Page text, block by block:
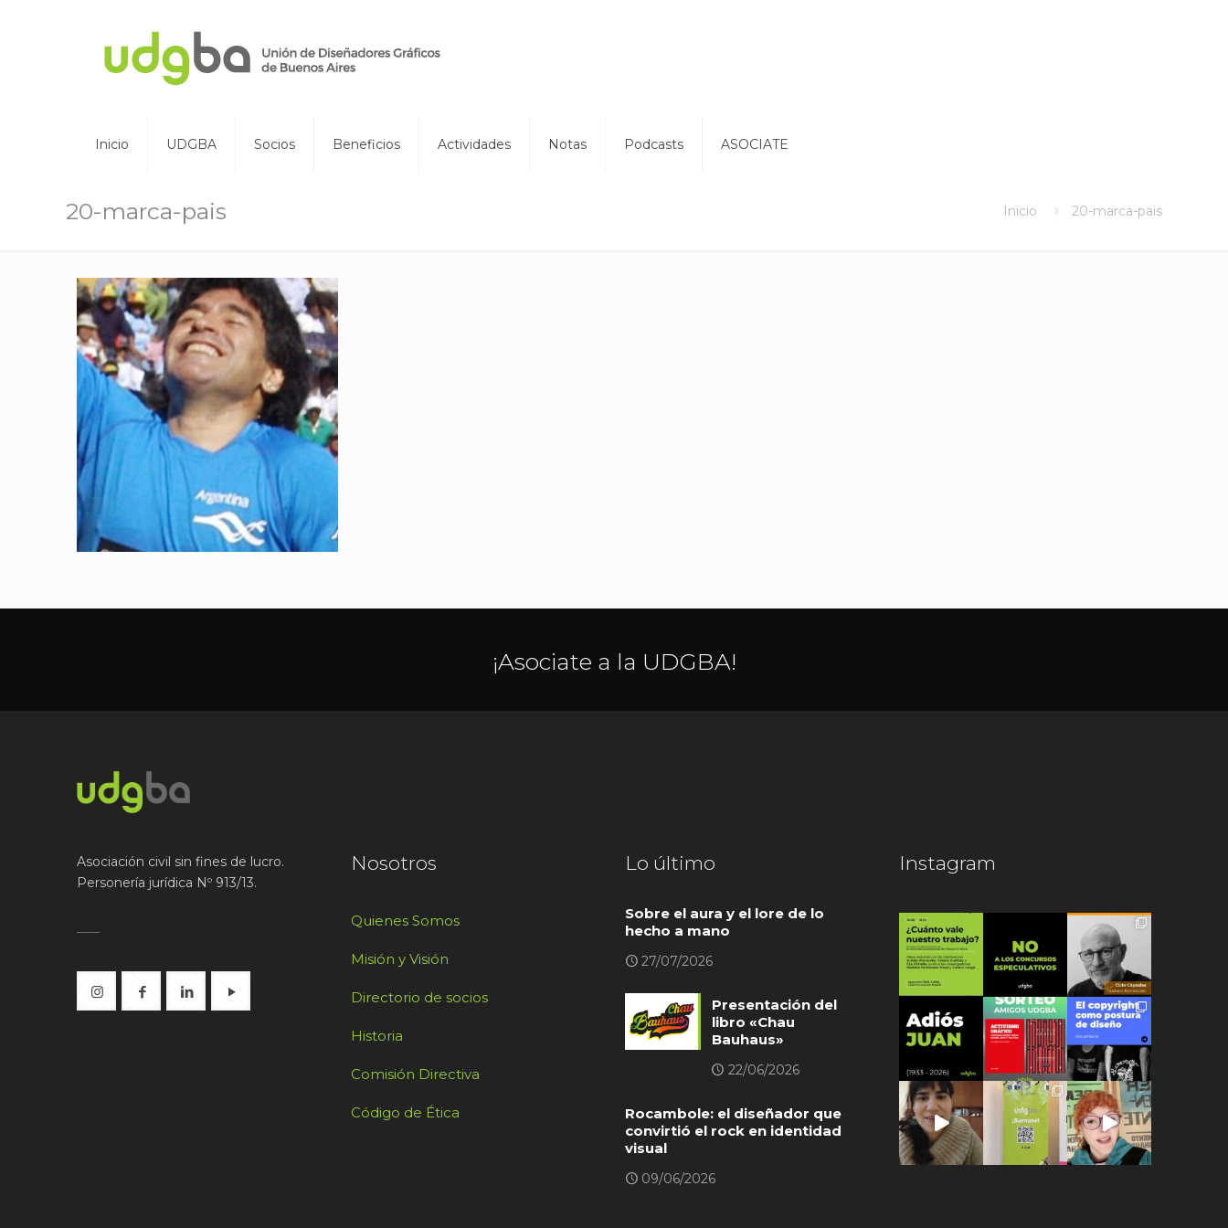
Inicio UDGBA Socios Beneficios Actividades Notas Podcasts ASOCIATE
20-marca-pais Inicio 20-marca-pais
¡Asociate a la UDGBA!
Asociación civil sin fines de lucro.
Personería jurídica Nº 913/13.
Nosotros
Quienes Somos
Misión y Visión
Directorio de socios
Historia
Comisión Directiva
Código de Ética
Lo último
Sobre el aura y el lore de lo
hecho a mano
27/07/2026
Presentación del
libro «Chau
Bauhaus»
22/06/2026
Rocambole: el diseñador que
convirtió el rock en identidad
visual
09/06/2026
Instagram